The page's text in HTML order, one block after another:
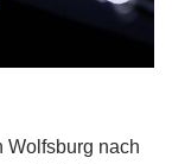
Wolfsburg nach